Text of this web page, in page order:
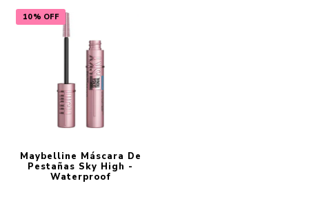
10% OFF
Maybelline Máscara De
Pestañas Sky High -
Waterproof